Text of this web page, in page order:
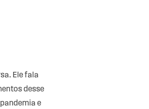
Ele fala
desse
e